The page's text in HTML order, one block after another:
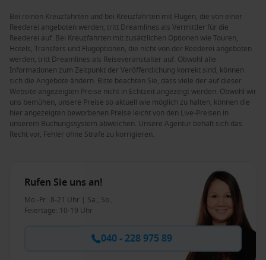
Bei reinen Kreuzfahrten und bei Kreuzfahrten mit Flügen, die von einer
Reederei angeboten werden, tritt Dreamlines als Vermittler für die
Reederei auf. Bei Kreuzfahrten mit zusätzlichen Optionen wie Touren,
Hotels, Transfers und Flugoptionen, die nicht von der Reederei angeboten
werden, tritt Dreamlines als Reiseveranstalter auf. Obwohl alle
Informationen zum Zeitpunkt der Veröffentlichung korrekt sind, können
sich die Angebote ändern. Bitte beachten Sie, dass viele der auf dieser
Website angezeigten Preise nicht in Echtzeit angezeigt werden. Obwohl wir
uns bemühen, unsere Preise so aktuell wie möglich zu halten, können die
hier angezeigten beworbenen Preise leicht von den Live-Preisen in
unserem Buchungssystem abweichen. Unsere Agentur behält sich das
Recht vor, Fehler ohne Strafe zu korrigieren.
Rufen Sie uns an!
Mo.-Fr.: 8-21 Uhr | Sa., So.,
Feiertage: 10-19 Uhr
040 - 228 975 89